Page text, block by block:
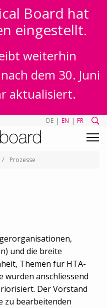
Board hat
eingestellt.
weiterhin
dem 30. Juni
aktualisiert.
DE | EN | FR
Prozesse
und die breite
Themen für HTA-
wurden anschliessend
Der Vorstand
zu bearbeitenden